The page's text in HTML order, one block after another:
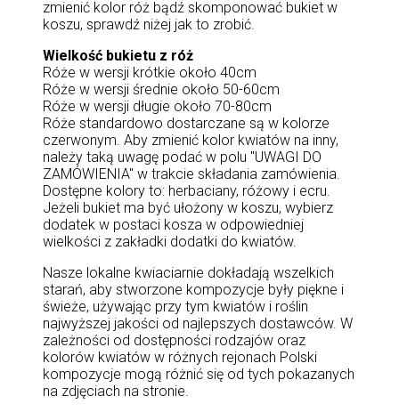
zmienić kolor róż bądź skomponować bukiet w
koszu, sprawdź niżej jak to zrobić.
Wielkość bukietu z róż
Róże w wersji krótkie około 40cm
Róże w wersji średnie około 50-60cm
Róże w wersji długie około 70-80cm
Róże standardowo dostarczane są w kolorze
czerwonym. Aby zmienić kolor kwiatów na inny,
należy taką uwagę podać w polu "UWAGI DO
ZAMÓWIENIA" w trakcie składania zamówienia.
Dostępne kolory to: herbaciany, różowy i ecru.
Jeżeli bukiet ma być ułożony w koszu, wybierz
dodatek w postaci kosza w odpowiedniej
wielkości z zakładki dodatki do kwiatów.
Nasze lokalne kwiaciarnie dokładają wszelkich
starań, aby stworzone kompozycje były piękne i
świeże, używając przy tym kwiatów i roślin
najwyższej jakości od najlepszych dostawców. W
zależności od dostępności rodzajów oraz
kolorów kwiatów w różnych rejonach Polski
kompozycje mogą różnić się od tych pokazanych
na zdjęciach na stronie.